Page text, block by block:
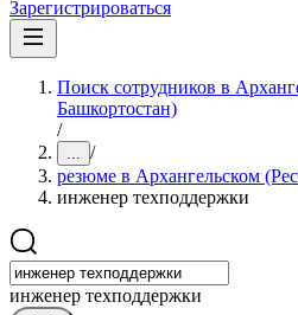
Зарегистрироваться
Поиск сотрудников в
Башкортостан)
/
... /
резюме в Архангельском
инженер техподдержки
инженер техподдержки